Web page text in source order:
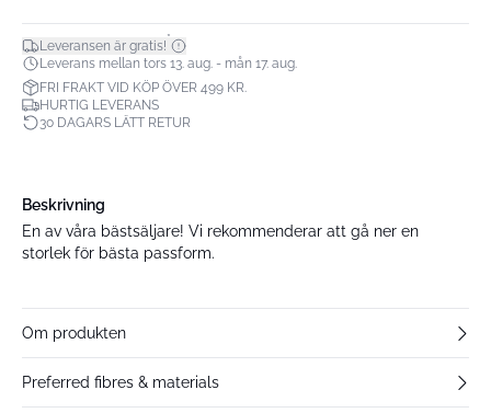
Leveransen är gratis!*
Leverans mellan tors 13. aug. - mån 17. aug.
FRI FRAKT VID KÖP ÖVER 499 KR.
HURTIG LEVERANS
30 DAGARS LÄTT RETUR
Beskrivning
En av våra bästsäljare! Vi rekommenderar att gå ner en
storlek för bästa passform.
Om produkten
Preferred fibres & materials